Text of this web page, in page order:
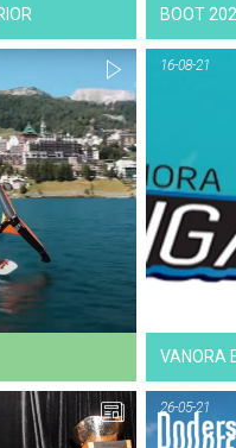
BOOT
VANORA
16-08-21
26-05-21